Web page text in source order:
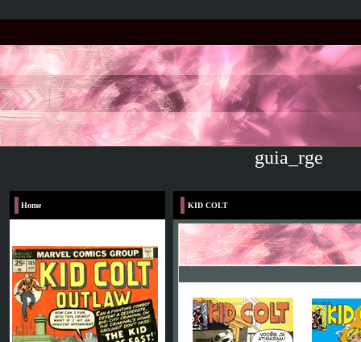
guia_rge
Home KID COLT